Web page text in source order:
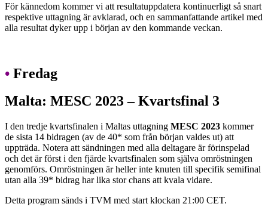
För kännedom kommer vi att resultatuppdatera kontinuerligt så snart
respektive uttagning är avklarad, och en sammanfattande artikel med
alla resultat dyker upp i början av den kommande veckan.
• Fredag
Malta: MESC 2023 – Kvartsfinal 3
I den tredje kvartsfinalen i Maltas uttagning MESC 2023 kommer
de sista 14 bidragen (av de 40* som från början valdes ut) att
uppträda. Notera att sändningen med alla deltagare är förinspelad
och det är först i den fjärde kvartsfinalen som själva omröstningen
genomförs. Omröstningen är heller inte knuten till specifik semifinal
utan alla 39* bidrag har lika stor chans att kvala vidare.
Detta program sänds i TVM med start klockan 21:00 CET.